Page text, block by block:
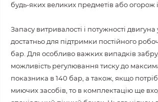
будь-яких великих предметів або огорож і
Запасу витривалості і потужності двигуна
достатньо для підтримки постійного
бар. Для особливо важких випадків
можливість регулювання тиску до
показника в 140 бар, а також, якщо
миючих засобів, то в комплектацію ще